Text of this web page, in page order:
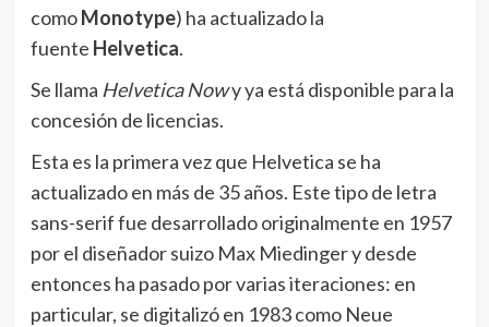
comoMonotype) ha actualizado la
fuente Helvetica.
Se llama Helvetica Nowy ya está disponible para la
concesión de licencias.
Esta es la primera vez que Helvetica se ha
actualizado en más de 35 años. Este tipo de letra
sans-serif fue desarrollado originalmente en 1957
por el diseñador suizo Max Miedinger y desde
entonces ha pasado por varias iteraciones: en
particular, se digitalizó en 1983 como Neue